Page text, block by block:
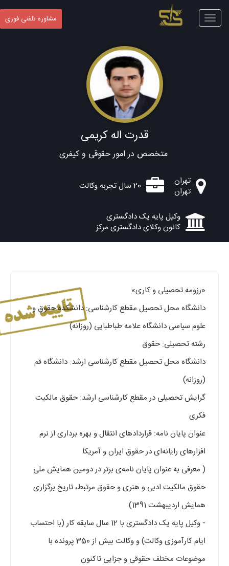
Toggle
navigation
مشاوره تلفنی فوری
قدرت اله کریمی
متخصص در امور حقوقی و کیفری
تهران
تهران
20 سال تجربه وکالت
وکیل پایه یک دادگستری
کانون وکلای دادگستری مرکز
«رزومه تحصیلی و کاری»
دانشگاه محل تحصیل مقطع کارشناسی: دانشکده حقوق و
علوم سیاسی دانشگاه علامه طباطبایی (روزانه)
رشته تحصیلی: حقوق
دانشگاه محل تحصیل مقطع کارشناسی ارشد: دانشگاه قم
(روزانه)
گرایش تحصیلی در مقطع کارشناسی ارشد: حقوق مالکیت
فکری
عنوان پایان نامه: قراردادهای انتقال و بهره برداری از نرم
افزارهای رایانه‌ای در حقوق ایران و آمریکا
( معرفی به عنوان پایان نامه‎‌ی برتر در دومین همایش ملی
حقوق مالکیت ادبی و هنری و حقوق مرتبط، تاریخ برگزاری
همایش اردیبهشت 1391)
- وکیل پایه یک دادگستری با 12 سال سابقه کار (با احتساب
ایام کارآموزی وکالت) و وکالت بیش از 350 پرونده با
موضوعات مختلف حقوقی و جزایی تاکنون